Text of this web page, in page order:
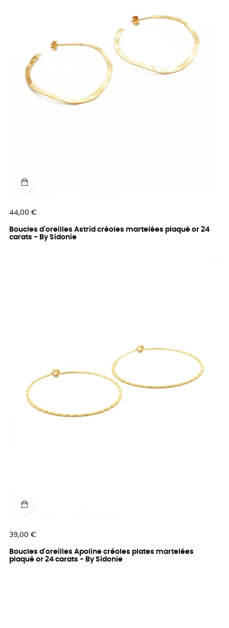
Prix
44,00 €
Boucles d'oreilles Astrid créoles martelées plaqué or 24
carats - By Sidonie
Prix
39,00 €
Boucles d'oreilles Apoline créoles plates martelées
plaqué or 24 carats - By Sidonie